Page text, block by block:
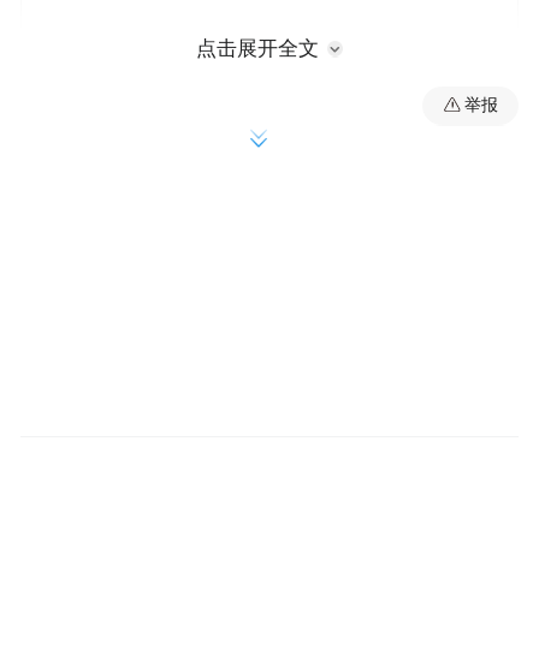
点击展开全文
举报